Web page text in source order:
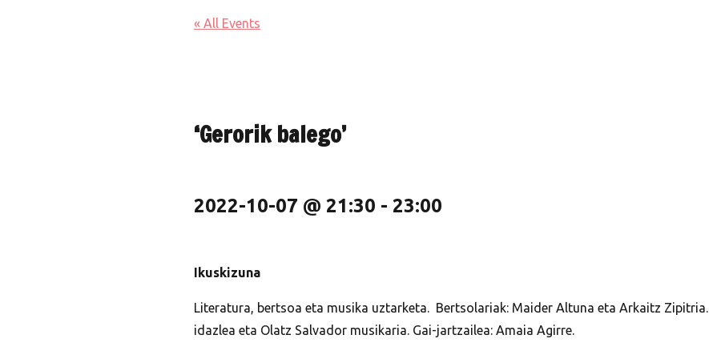
« All Events
‘Gerorik balego’
2022-10-07 @ 21:30 - 23:00
Ikuskizuna
Literatura, bertsoa eta musika uztarketa. Bertsolariak: Maider Altuna eta Arkaitz Zipitria.
idazlea eta Olatz Salvador musikaria. Gai-jartzailea: Amaia Agirre.